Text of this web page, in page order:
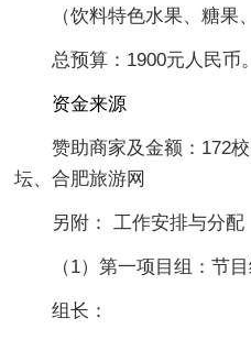
（饮料特色水果、糖果
总预算：1900元人民币。
资金来源
赞助商家及金额：172校
坛、合肥旅游网
另附： 工作安排与分配
（1）第一项目组：节目
组长：